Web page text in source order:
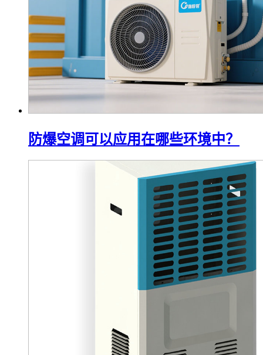
防爆空调可以应用在哪些环境中？